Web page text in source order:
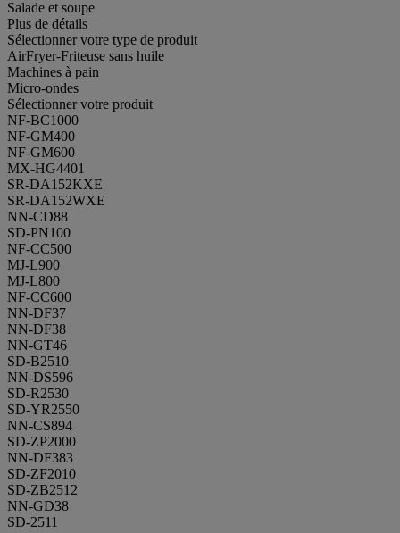
Salade et soupe
Plus de détails
Sélectionner votre type de produit
AirFryer-Friteuse sans huile
Machines à pain
Micro-ondes
Sélectionner votre produit
NF-BC1000
NF-GM400
NF-GM600
MX-HG4401
SR-DA152KXE
SR-DA152WXE
NN-CD88
SD-PN100
NF-CC500
MJ-L900
MJ-L800
NF-CC600
NN-DF37
NN-DF38
NN-GT46
SD-B2510
NN-DS596
SD-R2530
SD-YR2550
NN-CS894
SD-ZP2000
NN-DF383
SD-ZF2010
SD-ZB2512
NN-GD38
SD-2511